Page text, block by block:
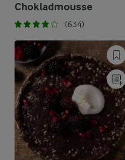
Chokladmousse
(634)